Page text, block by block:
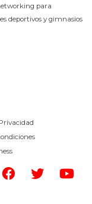
para
deportivos y gimnasios